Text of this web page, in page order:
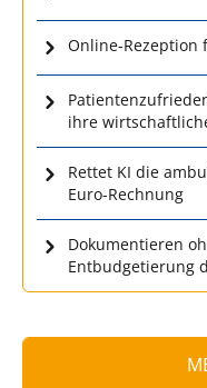
Online-Rezeption
ihre
Rettet KI die
Euro-Rechnung
Dokumentieren
Entbudgetierung